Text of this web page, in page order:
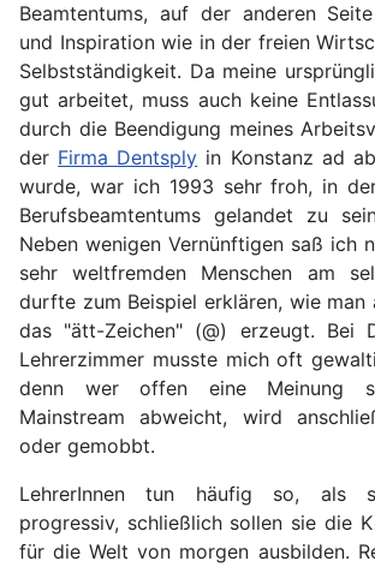
Beamtentums, auf der anderen
und Inspiration wie in der freien
Selbstständigkeit. Da meine
gut arbeitet, muss auch keine
durch die Beendigung meines
der Firma Dentsply in Konstanz ad
wurde, war ich 1993 sehr froh, in
Berufsbeamtentums gelandet zu
Neben wenigen Vernünftigen saß ich
sehr weltfremden Menschen am
durfte zum Beispiel erklären, wie man
das "ätt-Zeichen" (@) erzeugt. Bei
Lehrerzimmer musste mich oft
denn wer offen eine Meinung
Mainstream abweicht, wird
oder gemobbt.
LehrerInnen tun häufig so, als
progressiv, schließlich sollen sie die
für die Welt von morgen ausbilden.